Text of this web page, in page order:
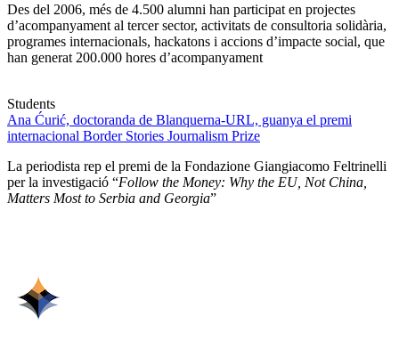
Des del 2006, més de 4.500 alumni han participat en projectes
d’acompanyament al tercer sector, activitats de consultoria solidària,
programes internacionals, hackatons i accions d’impacte social, que
han generat 200.000 hores d’acompanyament
Students
Ana Ćurić, doctoranda de Blanquerna-URL, guanya el premi
internacional Border Stories Journalism Prize
La periodista rep el premi de la Fondazione Giangiacomo Feltrinelli
per la investigació “Follow the Money: Why the EU, Not China,
Matters Most to Serbia and Georgia”